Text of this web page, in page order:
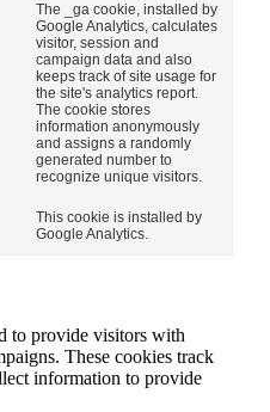
The _ga cookie, installed by
Google Analytics, calculates
visitor, session and
campaign data and also
keeps track of site usage for
the site's analytics report.
The cookie stores
information anonymously
and assigns a randomly
generated number to
recognize unique visitors.
This cookie is installed by
Google Analytics.
to provide visitors with
These cookies track
information to provide